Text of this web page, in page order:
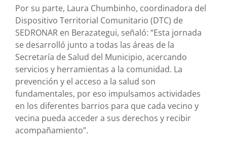
Por su parte, Laura Chumbinho, coordinadora del
Dispositivo Territorial Comunitario (DTC) de
SEDRONAR en Berazategui, señaló: “Esta jornada
se desarrolló junto a todas las áreas de la
Secretaría de Salud del Municipio, acercando
servicios y herramientas a la comunidad. La
prevención y el acceso a la salud son
fundamentales, por eso impulsamos actividades
en los diferentes barrios para que cada vecino y
vecina pueda acceder a sus derechos y recibir
acompañamiento”.